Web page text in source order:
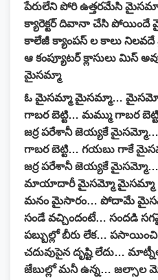
పేరులేని పోరి ఉత్తరమేసి
క్యారెక్టర్ దివానా చేసి
కాలేజీ క్యాంపస్ ల కాలు
ఆ కంప్యూటర్ క్లాసులు మిస్
మైసమ్మా
ఓ మైసమ్మా మైసమ్మా…
గాబర బెట్టి… మమ్ము గాబర
జర్ర పరేశానీ జెయ్యకే మైసమ్మో…
గాబర బెట్టి… గయబు గాకే
జర్ర పరేశానీ జెయ్యకే మైసమ్మో…
మాయాదారీ మైసమ్మో మైసమ్మా
మనం మైసారం… పోదామే
సండే వచ్చిందంటే… సందడి
పబ్బుల్లో బీరు లేక…
చదువుపైన దృష్టి లేదు…
జేబుల్లో మనీ ఉన్న… జల్సాల